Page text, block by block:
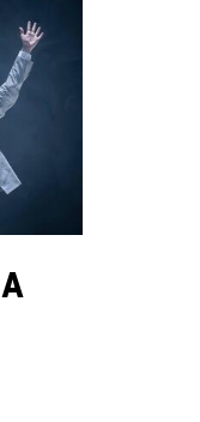
čem
, Sarah